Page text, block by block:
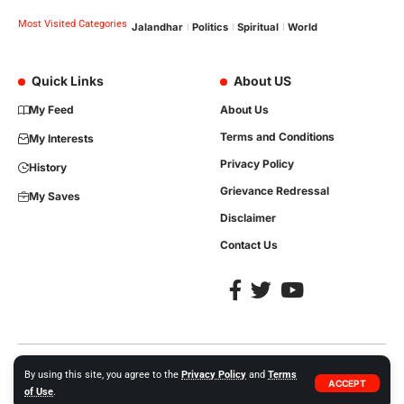
By using this site, you agree to the Privacy Policy and Terms
of Use.
ACCEPT
Most Visited Categories Jalandhar Politics Spiritual World
Quick Links
My Feed
My Interests
History
My Saves
About US
About Us
Terms and Conditions
Privacy Policy
Grievance Redressal
Disclaimer
Contact Us
Copyright © 2023, All Rights are Reserved. Website Developed byiTree